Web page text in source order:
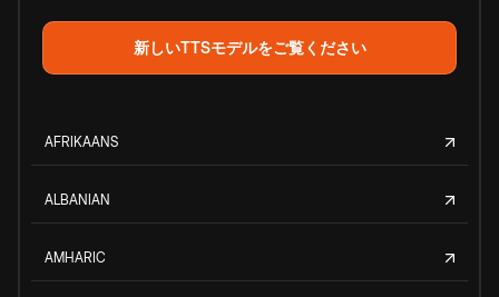
新しいTTSモデルをご覧ください
AFRIKAANS
ALBANIAN
AMHARIC